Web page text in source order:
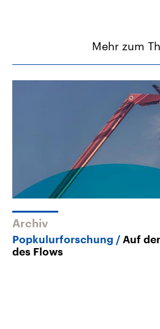
Mehr zum
Archiv
Popkulurforschung
Auf
des Flows